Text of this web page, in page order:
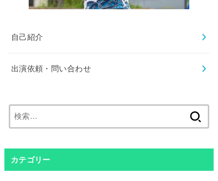
自己紹介
出演依頼・問い合わせ
索:
カテゴリー